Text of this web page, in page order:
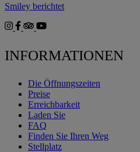
Smiley berichtet
INFORMATIONEN
Die Öffnungszeiten
Preise
Erreichbarkeit
Laden Sie
FAQ
Finden Sie Ihren Weg
Stellplatz